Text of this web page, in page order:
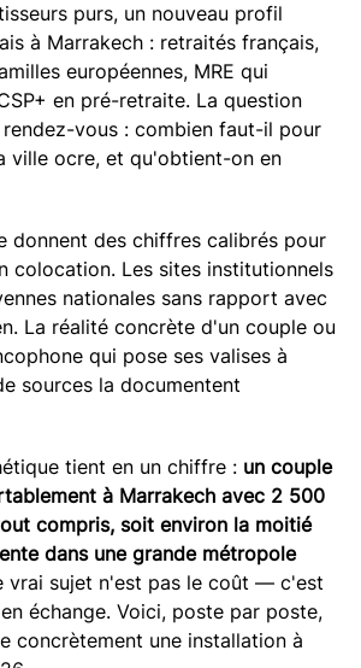
purs, un nouveau profil
à Marrakech : retraités français,
européennes, MRE qui
en pré-retraite. La question
vous : combien faut-il pour
ville ocre, et qu'obtient-on en
donnent des chiffres calibrés pour
colocation. Les sites institutionnels
nationales sans rapport avec
La réalité concrète d'un couple ou
qui pose ses valises à
sources la documentent
tient en un chiffre : un couple
à Marrakech avec 2 500
compris, soit environ la moitié
dans une grande métropole
vrai sujet n'est pas le coût — c'est
échange. Voici, poste par poste,
concrètement une installation à